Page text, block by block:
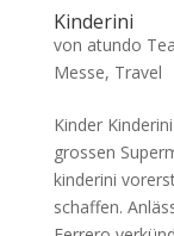
Kinderini
von atundo
Messe, Travel
Kinder
grossen
kinderini
schaffen.